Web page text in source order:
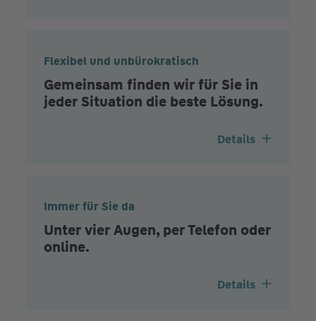
Flexibel und unbürokratisch
Gemeinsam finden wir für Sie in
jeder Situation die beste Lösung.
Details
Immer für Sie da
Unter vier Augen, per Telefon oder
online.
Details